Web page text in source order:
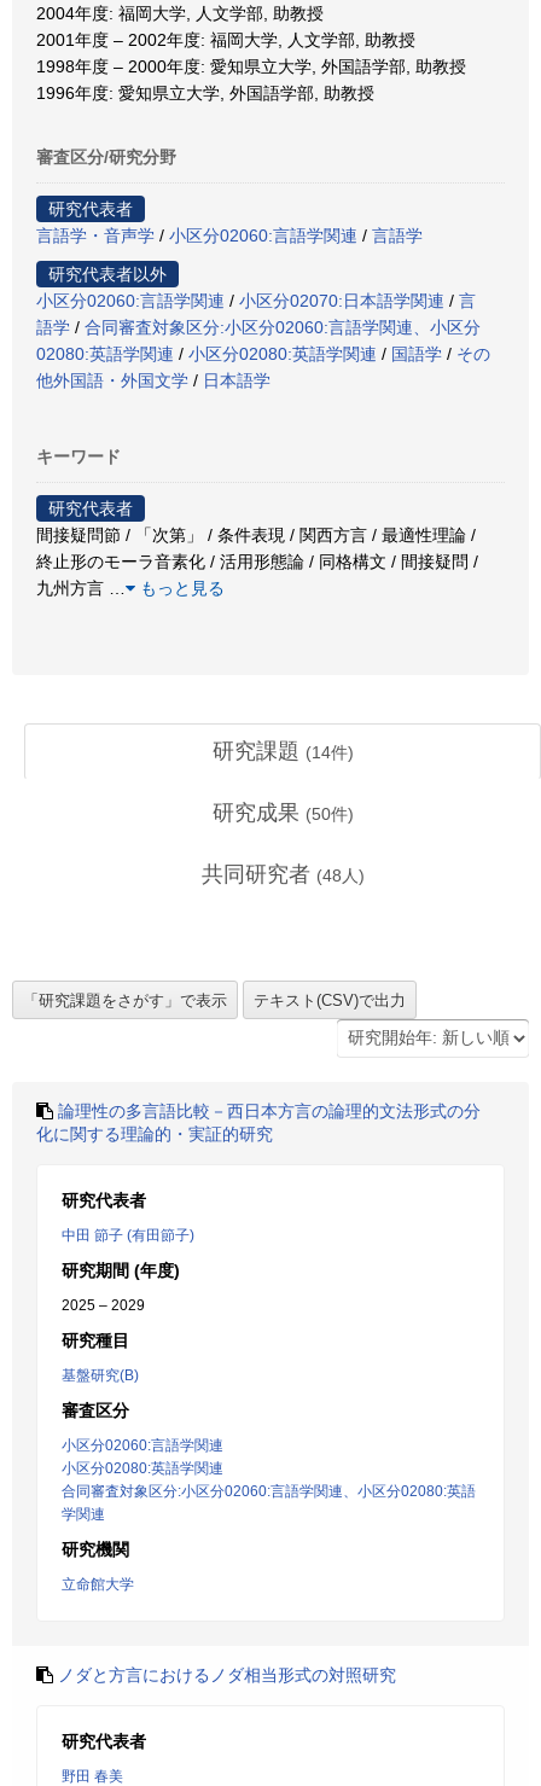
2004年度: 福岡大学, 人文学部, 助教授
2001年度 – 2002年度: 福岡大学, 人文学部, 助教授
1998年度 – 2000年度: 愛知県立大学, 外国語学部, 助教授
1996年度: 愛知県立大学, 外国語学部, 助教授
審査区分/研究分野
研究代表者
言語学・音声学 / 小区分02060:言語学関連 / 言語学
研究代表者以外
小区分02060:言語学関連 / 小区分02070:日本語学関連 / 言
語学 / 合同審査対象区分:小区分02060:言語学関連、小区分
02080:英語学関連 / 小区分02080:英語学関連 / 国語学 / その
他外国語・外国文学 / 日本語学
キーワード
研究代表者
間接疑問節 / 「次第」 / 条件表現 / 関西方言 / 最適性理論 /
終止形のモーラ音素化 / 活用形態論 / 同格構文 / 間接疑問 /
九州方言
もっと見る
研究課題 (14件)
研究成果 (50件)
共同研究者 (48 人)
論理性の多言語比較－西日本方言の論理的文法形式の分
化に関する理論的・実証的研究
研究代表者
中田 節子 (有田節子)
研究期間 (年度)
2025 – 2029
研究種目
基盤研究(B)
審査区分
小区分02060:言語学関連
小区分02080:英語学関連
合同審査対象区分:小区分02060:言語学関連、小区分02080:英語
学関連
研究機関
立命館大学
ノダと方言におけるノダ相当形式の対照研究
研究代表者
野田 春美